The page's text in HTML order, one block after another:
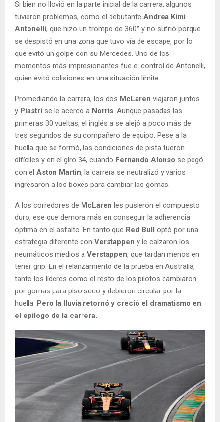
Si bien no llovió en la parte inicial de la carrera, algunos
tuvieron problemas, como el debutante Andrea Kimi
Antonelli, que hizo un trompo de 360° y no sufrió porque
se despistó en una zona que tuvo vía de escape, por lo
que evitó un golpe con su Mercedes. Uno de los
momentos más impresionantes fue el control de Antonelli,
quien evitó colisiones en una situación límite.
Promediando la carrera, los dos McLaren viajaron juntos
y Piastri se le acercó a Norris. Aunque pasadas las
primeras 30 vueltas, el inglés a se alejó a poco más de
tres segundos de su compañero de equipo. Pese a la
huella que se formó, las condiciones de pista fueron
difíciles y en el giro 34, cuando Fernando Alonso se pegó
con el Aston Martin, la carrera se neutralizó y varios
ingresaron a los boxes para cambiar las gomas.
A los corredores de McLaren les pusieron el compuesto
duro, ese que demora más en conseguir la adherencia
óptima en el asfalto. En tanto que Red Bull optó por una
estrategia diferente con Verstappen y le calzaron los
neumáticos medios a Verstappen, que tardan menos en
tener grip. En el relanzamiento de la prueba en Australia,
tanto los líderes como el resto de los pilotos cambiaron
por gomas para piso seco y debieron circular por la
huella. Pero la lluvia retornó y creció el dramatismo en
el epílogo de la carrera.